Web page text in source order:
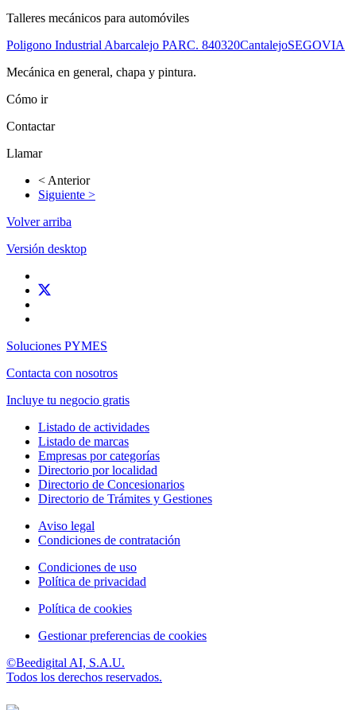
Talleres mecánicos para automóviles
Poligono Industrial Abarcalejo PARC. 840320CantalejoSEGOVIA
Mecánica en general, chapa y pintura.
Cómo ir
Contactar
Llamar
< Anterior
Siguiente >
Volver arriba
Versión desktop
Soluciones PYMES
Contacta con nosotros
Incluye tu negocio gratis
Listado de actividades
Listado de marcas
Empresas por categorías
Directorio por localidad
Directorio de Concesionarios
Directorio de Trámites y Gestiones
Aviso legal
Condiciones de contratación
Condiciones de uso
Política de privacidad
Política de cookies
Gestionar preferencias de cookies
©Beedigital AI, S.A.U.
Todos los derechos reservados.